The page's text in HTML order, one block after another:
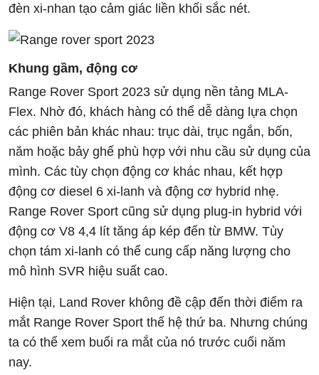
đèn xi-nhan tạo cảm giác liền khối sắc nét.
Khung gầm, động cơ
Range Rover Sport 2023 sử dụng nền tảng MLA-
Flex. Nhờ đó, khách hàng có thể dễ dàng lựa chọn
các phiên bản khác nhau: trục dài, trục ngắn, bốn,
năm hoặc bảy ghế phù hợp với nhu cầu sử dụng của
mình. Các tùy chọn động cơ khác nhau, kết hợp
động cơ diesel 6 xi-lanh và động cơ hybrid nhẹ.
Range Rover Sport cũng sử dụng plug-in hybrid với
động cơ V8 4,4 lít tăng áp kép đến từ BMW. Tùy
chọn tám xi-lanh có thể cung cấp năng lượng cho
mô hình SVR hiệu suất cao.
Hiện tại, Land Rover không đề cập đến thời điểm ra
mắt Range Rover Sport thế hệ thứ ba. Nhưng chúng
ta có thể xem buổi ra mắt của nó trước cuối năm
nay.